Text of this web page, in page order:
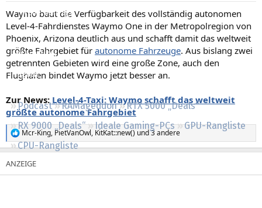
Neue Beiträge
Neueste Aktivitäten
Leserartikel
Regeln
Podcast RAMageddon
RTX 5000 „Deals“
RX 9000 „Deals“
Ideale Gaming-PCs
GPU-Rangliste
CPU-Rangliste
Waymo baut die Verfügbarkeit des vollständig autonomen
Level-4-Fahrdienstes Waymo One in der Metropolregion von
Phoenix, Arizona deutlich aus und schafft damit das weltweit
größte Fahrgebiet für autonome Fahrzeuge. Aus bislang zwei
getrennten Gebieten wird eine große Zone, auch den
Flughafen bindet Waymo jetzt besser an.
Zur News: Level-4-Taxi: Waymo schafft das weltweit
größte autonome Fahrgebiet
R
e
a
k
t
Mcr-King, PietVanOwl, KitKat::new() und 3 andere